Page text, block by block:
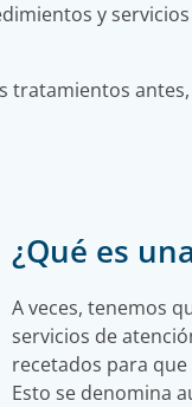
y
tratamientos
¿Qué es
A veces, tenemos
servicios de
recetados para
Esto se denomina